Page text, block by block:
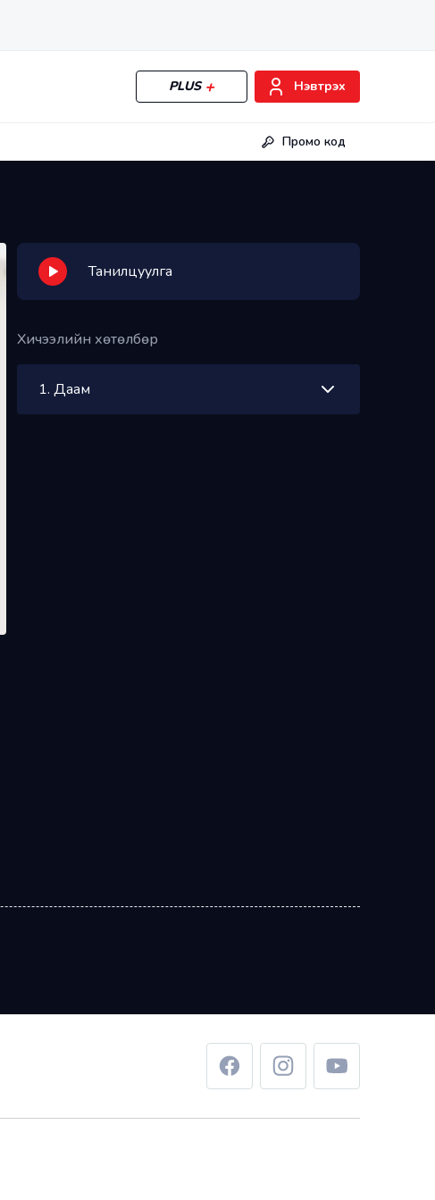
PLUS Нэвтрэх
Промо код
Танилцуулга
Хичээлийн хөтөлбөр
1. Даам